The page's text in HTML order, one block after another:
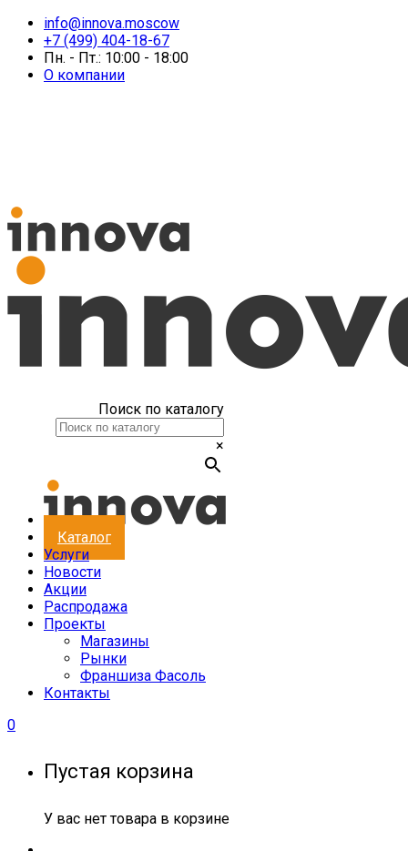
info@innova.moscow
+7 (499) 404-18-67
Пн. - Пт.: 10:00 - 18:00
О компании
Поиск по каталогу
×
Каталог
Услуги
Новости
Акции
Распродажа
Проекты
Магазины
Рынки
Франшиза Фасоль
Контакты
0
Пустая корзина
У вас нет товара в корзине